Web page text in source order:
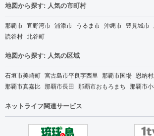
地図から探す: 人気の市町村
那覇市 宜野湾市 浦添市 うるま市 沖縄市 豊見城市
読谷村 北谷町
地図から探す: 人気の区域
石垣市美崎町 宮古島市平良字西里 那覇市国場 恩納
那覇市真嘉比 那覇市長田 那覇市おもろまち 那覇市
ネットライフ関連サービス